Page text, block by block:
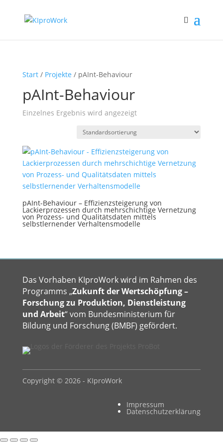
Start/ Projekte / pAInt-Behaviour
pAInt-Behaviour
Einzelnes Ergebnis wird angezeigt
pAInt-Behaviour – Effizienzsteigerung von
Lackierprozessen durch mehrschichtige Vernetzung
von Prozess- und Qualitätsdaten mittels
selbstlernender Verhaltensmodelle
Das Vorhaben KIproWork wird im Rahmen des
Programms „Zukunft der Wertschöpfung –
Forschung zu Produktion, Dienstleistung
und Arbeit“ vom Bundesministerium für
Bildung und Forschung (BMBF) gefördert.
Copyright © 2026 - KIproWork
Impressum
Datenschutzerklärung